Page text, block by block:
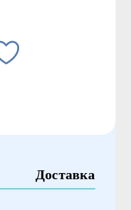
Доставка